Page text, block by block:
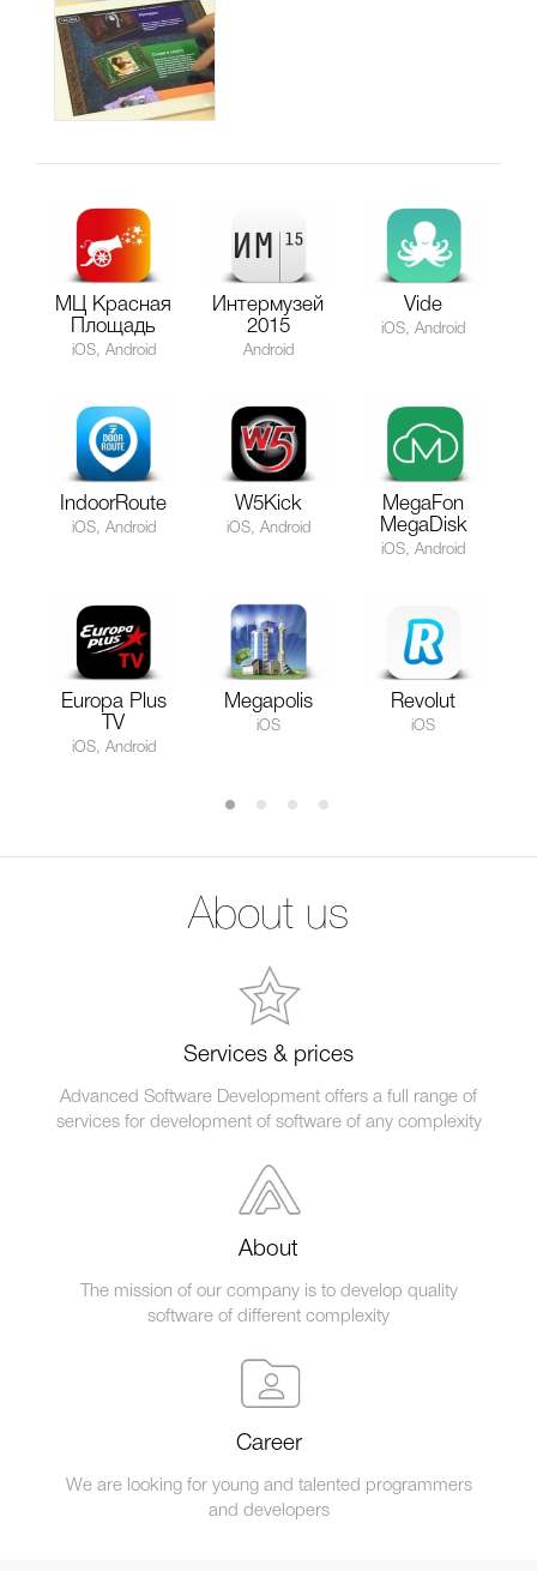
МЦ Красная
Площадь
iOS, Android
Интермузей
2015
Android
Vide
iOS, Android
IndoorRoute
iOS, Android
W5Kick
iOS, Android
MegaFon
MegaDisk
iOS, Android
Europa Plus
TV
iOS, Android
Megapolis
iOS
Revolut
iOS
About us
Services & prices
Advanced Software Development offers a full range of
services for development of software of any complexity
About
The mission of our company is to develop quality
software of different complexity
Career
We are looking for young and talented programmers
and developers